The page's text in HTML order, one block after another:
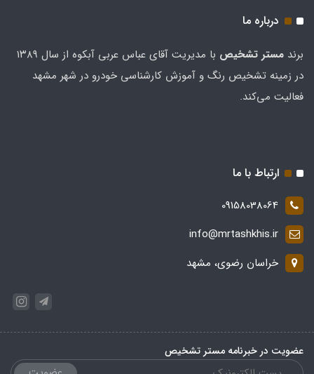
درباره ما
برند مستر تشخيص
با مدیریت آقای عباس عربی آبکوه از سال ۱۳۸۹
در زمینه تشخیص رنگ و آموزش کارشناسی خودرو در شهر مشهد
فعالیت می‌کند.
ارتباط با ما
09158038064
info@mrtashkhis.ir
خراسان رضوی، مشهد
عضویت در خبرنامه مستر تشخیص